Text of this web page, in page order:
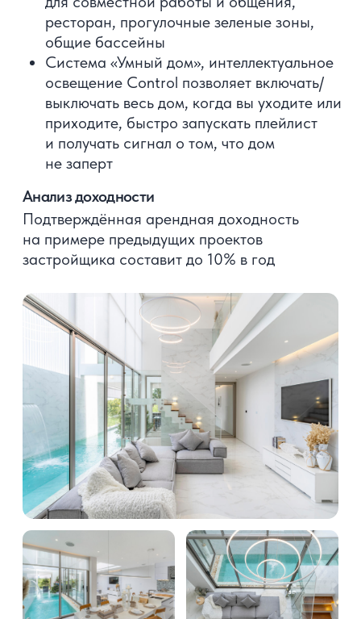
01
Наши специалисты давно
живут на Пхукете, владеют
тайским языком, поэтому
работают с застройщиками
без посредников
02
Рекомендуют надежных
застройщиков и проекты с высоким
инвестиционным потенциалом
Проверят застройщика
и документацию, просчитают
риски и проведут сделку без
комиссии для клиентов
Получить консультацию